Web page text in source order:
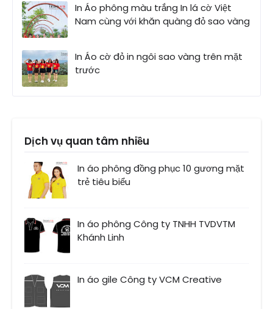
In Áo phông màu trắng In lá cờ Việt
Nam cùng với khăn quàng đỏ sao vàng
In Áo cờ đỏ in ngôi sao vàng trên mặt
trước
Dịch vụ quan tâm nhiều
In áo phông đồng phục 10 gương mặt
trẻ tiêu biểu
In áo phông Công ty TNHH TVDVTM
Khánh Linh
In áo gile Công ty VCM Creative